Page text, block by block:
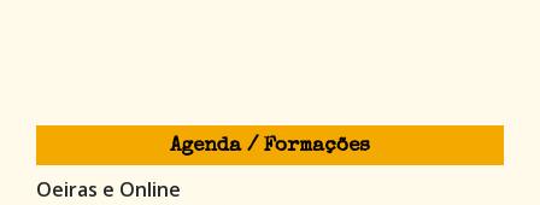
Agenda / Formações
Oeiras e Online